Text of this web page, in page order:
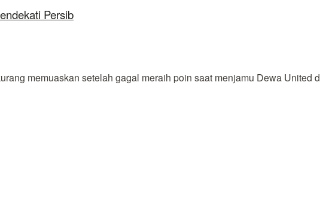
Persib
memuaskan setelah gagal meraih poin saat menjamu Dewa United